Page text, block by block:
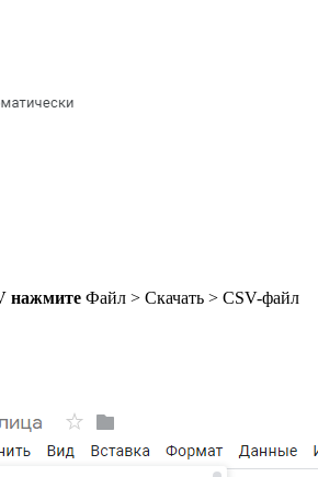
нажмите Файл > Скачать > CSV-файл